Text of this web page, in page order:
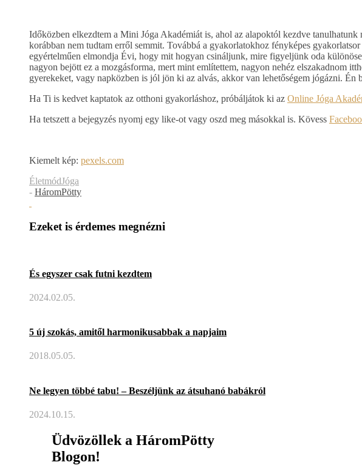
Időközben elkezdtem a Mini Jóga Akadémiát is, ahol az alapoktól kezdve
korábban nem tudtam erről semmit. Továbbá a gyakorlatokhoz fényképes
egyértelműen elmondja Évi, hogy mit hogyan csináljunk, mire figyeljünk oda
nagyon bejött ez a mozgásforma, mert mint említettem, nagyon nehéz elszakadnom
gyerekeket, vagy napközben is jól jön ki az alvás, akkor van lehetőségem jógázni. Én
Ha Ti is kedvet kaptatok az otthoni gyakorláshoz, próbáljátok ki az Online Jóga
Ha tetszett a bejegyzés nyomj egy like-ot vagy oszd meg másokkal is. Kövess
Kiemelt kép: pexels.com
ÉletmódJóga
- HáromPötty
Ezeket is érdemes megnézni
És egyszer csak futni kezdtem
2024.02.05.
5 új szokás, amitől harmonikusabbak a napjaim
2018.05.05.
Ne legyen többé tabu! – Beszéljünk az átsuhanó babákról
2024.10.15.
Üdvözöllek a HáromPötty
Blogon!